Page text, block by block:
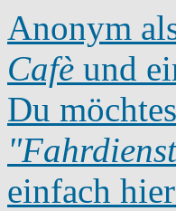
Anonym
Cafè und
Du
einfach